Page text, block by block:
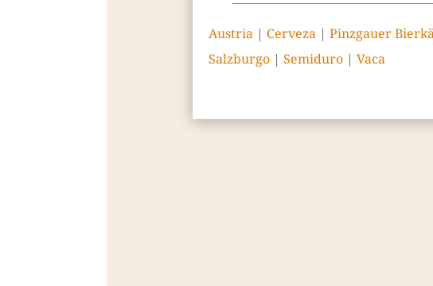
Austria| Cerveza| Pinzgauer
Salzburgo| Semiduro| Vaca